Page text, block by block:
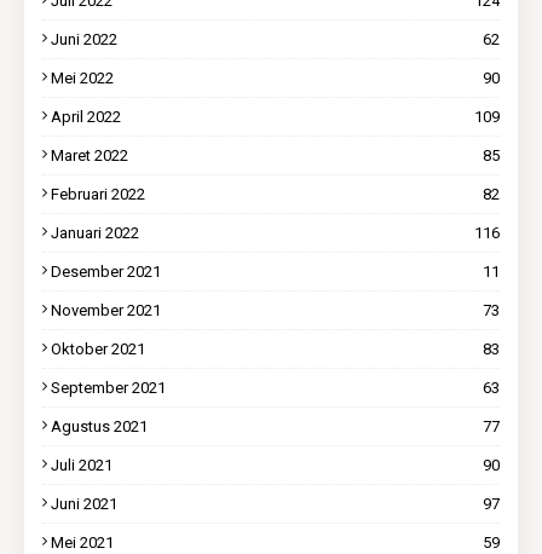
Juni 2022 62
Mei 2022 90
April 2022 109
Maret 2022 85
Februari 2022 82
Januari 2022 116
Desember 2021 11
November 2021 73
Oktober 2021 83
September 2021 63
Agustus 2021 77
Juli 2021 90
Juni 2021 97
Mei 2021 59